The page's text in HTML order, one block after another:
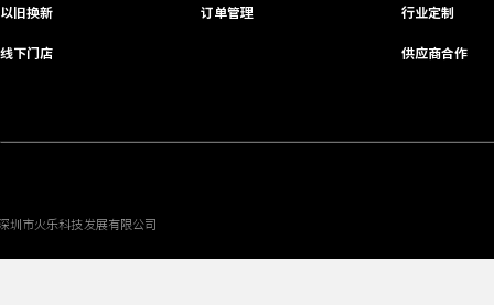
以旧换新
线下门店
订单管理 行业定制
供应商合作
圳市火乐科技发展有限公司